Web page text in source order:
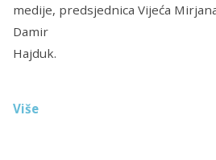
medije, predsjednica Vijeća
Damir
Hajduk.
Više